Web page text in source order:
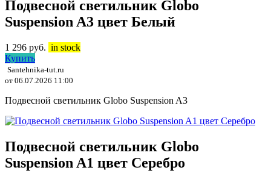
Подвесной светильник Globo
Suspension A3 цвет Белый
1 296 руб. in stock
Купить
Santehnika-tut.ru
от 06.07.2026 11:00
Подвесной светильник Globo Suspension A3
Подвесной светильник Globo
Suspension A1 цвет Серебро